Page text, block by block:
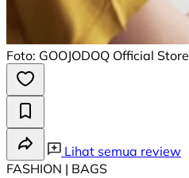
Foto: GOOJODOQ Official Store
Lihat semua review
FASHION | BAGS